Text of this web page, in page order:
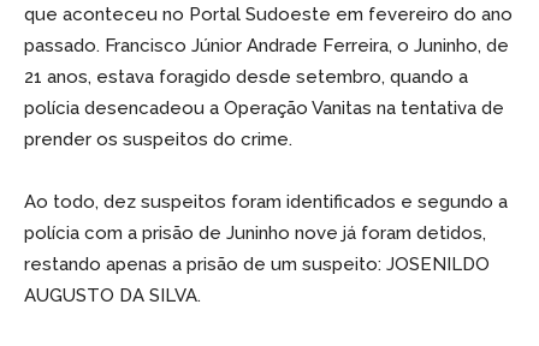
que aconteceu no Portal Sudoeste em fevereiro do ano
passado. Francisco Júnior Andrade Ferreira, o Juninho, de
21 anos, estava foragido desde setembro, quando a
polícia desencadeou a Operação Vanitas na tentativa de
prender os suspeitos do crime.
Ao todo, dez suspeitos foram identificados e segundo a
polícia com a prisão de Juninho nove já foram detidos,
restando apenas a prisão de um suspeito: JOSENILDO
AUGUSTO DA SILVA.